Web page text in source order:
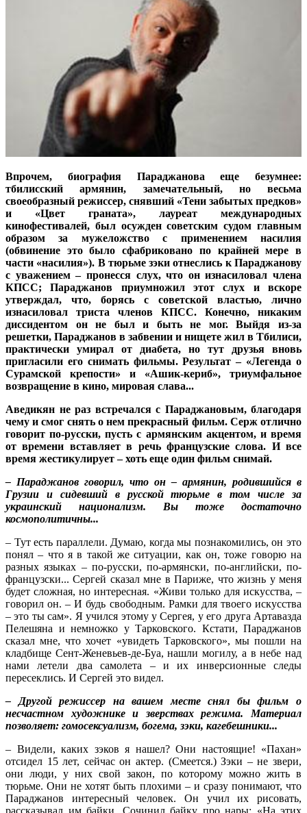
Впрочем, биография Параджанова еще безумнее:
тбилисский армянин, замечательный, но весьма
своеобразный режиссер, снявший «Тени забытых предков»
и «Цвет граната», лауреат международных
кинофестивалей, был осужден советским судом главным
образом за мужеложство с применением насилия
(обвинение это было сфабриковано по крайней мере в
части «насилия»). В тюрьме зэки отнеслись к Параджанову
с уважением – пронесся слух, что он изнасиловал члена
КПСС; Параджанов приумножил этот слух и вскоре
утверждал, что, борясь с советской властью, лично
изнасиловал триста членов КПСС. Конечно, никаким
диссидентом он не был и быть не мог. Выйдя из-за
решетки, Параджанов в забвении и нищете жил в Тбилиси,
практически умирал от диабета, но тут друзья вновь
пригласили его снимать фильмы. Результат – «Легенда о
Сурамской крепости» и «Ашик-кериб», триумфальное
возвращение в кино, мировая слава...
Аведикян не раз встречался с Параджановым, благодаря
чему и смог снять о нем прекрасный фильм. Серж отлично
говорит по-русски, пусть с армянским акцентом, и время
от времени вставляет в речь французские слова. И все
время жестикулирует – хоть еще один фильм снимай.
– Параджанов говорил, что он – армянин, родившийся в
Грузии и сидевший в русской тюрьме в том числе за
украинский национализм. Вы тоже достаточно
космополитичны...
– Тут есть параллели. Думаю, когда мы познакомились, он это
понял – что я в такой же ситуации, как он, тоже говорю на
разных языках – по-русски, по-армянски, по-английски, по-
французски... Сергей сказал мне в Париже, что жизнь у меня
будет сложная, но интересная. «Живи только для искусства, –
говорил он. – И будь свободным. Рамки для твоего искусства
– это ты сам». Я учился этому у Сергея, у его друга Артавазда
Пелешяна и немножко у Тарковского. Кстати, Параджанов
сказал мне, что хочет «увидеть Тарковского», мы пошли на
кладбище Сент-Женевьев-де-Буа, нашли могилу, а в небе над
нами летели два самолета – и их инверсионные следы
пересеклись. И Сергей это видел.
– Другой режиссер на вашем месте снял бы фильм о
несчастном художнике и зверствах режима. Материал
позволяет: гомосексуализм, богема, зэки, кагебешники...
– Видели, каких зэков я нашел? Они настоящие! «Пахан»
отсидел 15 лет, сейчас он актер. (Смеется.) Зэки – не звери,
они люди, у них свой закон, по которому можно жить в
тюрьме. Они не хотят быть плохими – и сразу понимают, что
Параджанов интересный человек. Он учил их рисовать,